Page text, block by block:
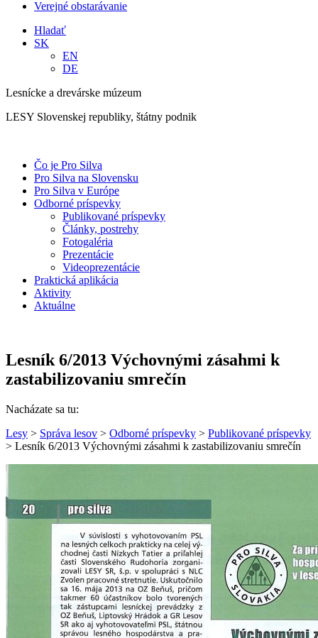
Verejné obstarávanie
Hladať
SK
EN
DE
Lesnícke a drevárske múzeum
LESY Slovenskej republiky, štátny podnik
Čo je Pro Silva
Pro Silva na Slovensku
Pro Silva v Európe
Odborné príspevky
Publikované príspevky
Články, postrehy
Fotogaléria
Prezentácie
Videoprezentácie
Praktická aplikácia
Aktivity
Aktuálne
Lesník 6/2013 Výchovnými zásahmi k
zastabilizovaniu smrečín
Nacházate sa tu:
Lesy > Správa lesov > Odborné príspevky > Publikované príspevky
> Lesník 6/2013 Výchovnými zásahmi k zastabilizovaniu smrečín